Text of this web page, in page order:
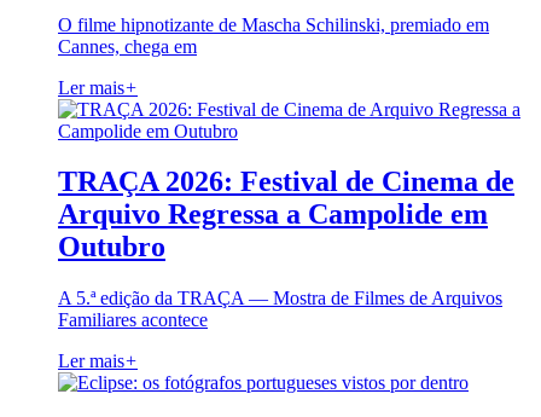
O filme hipnotizante de Mascha Schilinski, premiado em
Cannes, chega em
Ler mais+
TRAÇA 2026: Festival de Cinema de
Arquivo Regressa a Campolide em
Outubro
A 5.ª edição da TRAÇA — Mostra de Filmes de Arquivos
Familiares acontece
Ler mais+